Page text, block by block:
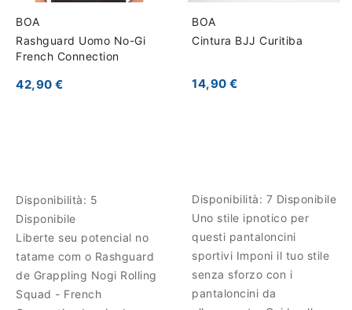
BOA
Rashguard Uomo No-Gi
French Connection
42,90 €
Disponibilità: 5
Disponibile
Liberte seu potencial no
tatame com o Rashguard
de Grappling Nogi Rolling
Squad - French
BOA
Cintura BJJ Curitiba
14,90 €
Disponibilità: 7 Disponibile
Uno stile ipnotico per
questi pantaloncini
sportivi Imponi il tuo stile
senza sforzo con i
pantaloncini da